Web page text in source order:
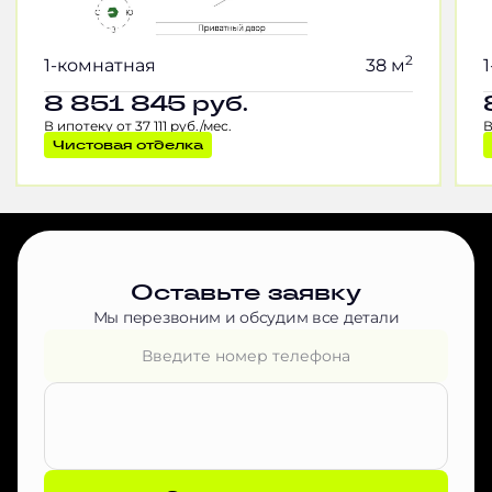
1-комнатная 38 м2
8 851 845 руб.
В ипотеку от 37 111 руб./мес.
Чистовая отделка
Оставьте заявку
Мы перезвоним и обсудим все детали